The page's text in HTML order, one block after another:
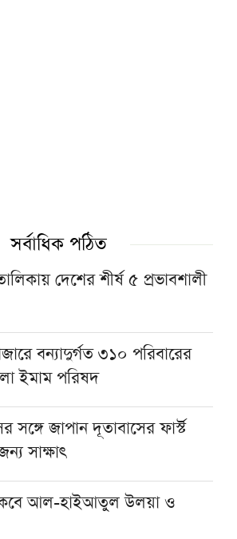
ওলামারাই ন্যায়ভিত্তিক
শক্তি’
না হওয়া পর্যন্ত রাজপথে
হলো ৭ দিনব্যাপী ‘তাহকীকুন
বিতরণ
সর্বাধিক পঠিত
দেশের শীর্ষ ৫ প্রভাবশালী
বন্যাদুর্গত ৩১০ পরিবারের
ইমাম পরিষদ
জাপান দূতাবাসের ফার্স্ট
সাক্ষাৎ
আল-হাইআতুল উলয়া ও